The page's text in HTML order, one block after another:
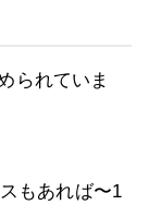
られていま
もあれば〜1